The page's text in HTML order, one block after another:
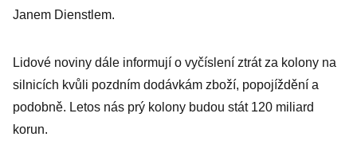
Janem Dienstlem.
Lidové noviny dále informují o vyčíslení ztrát za kolony na
silnicích kvůli pozdním dodávkám zboží, popojíždění a
podobně. Letos nás prý kolony budou stát 120 miliard
korun.